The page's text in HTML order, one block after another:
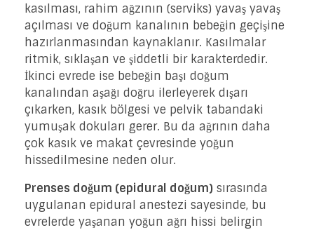
kasılması, rahim ağzının (serviks) yavaş yavaş
açılması ve doğum kanalının bebeğin geçişine
hazırlanmasından kaynaklanır. Kasılmalar
ritmik, sıklaşan ve şiddetli bir karakterdedir.
İkinci evrede ise bebeğin başı doğum
kanalından aşağı doğru ilerleyerek dışarı
çıkarken, kasık bölgesi ve pelvik tabandaki
yumuşak dokuları gerer. Bu da ağrının daha
çok kasık ve makat çevresinde yoğun
hissedilmesine neden olur.
Prenses doğum (epidural doğum) sırasında
uygulanan epidural anestezi sayesinde, bu
evrelerde yaşanan yoğun ağrı hissi belirgin